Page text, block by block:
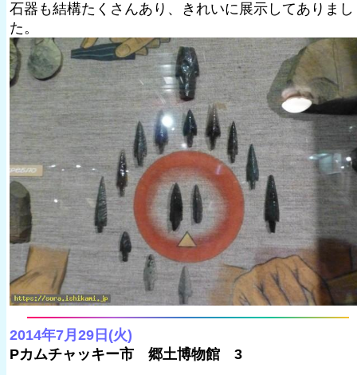
石器も結構たくさんあり、きれいに展示してありまし
た。
2014年7月29日(火)
Pカムチャッキー市 郷土博物館 3